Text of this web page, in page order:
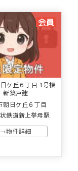
ケ丘６丁目 1号棟
新築戸建
朝日ケ丘６丁目
鉄道新上挙母駅
→物件詳細